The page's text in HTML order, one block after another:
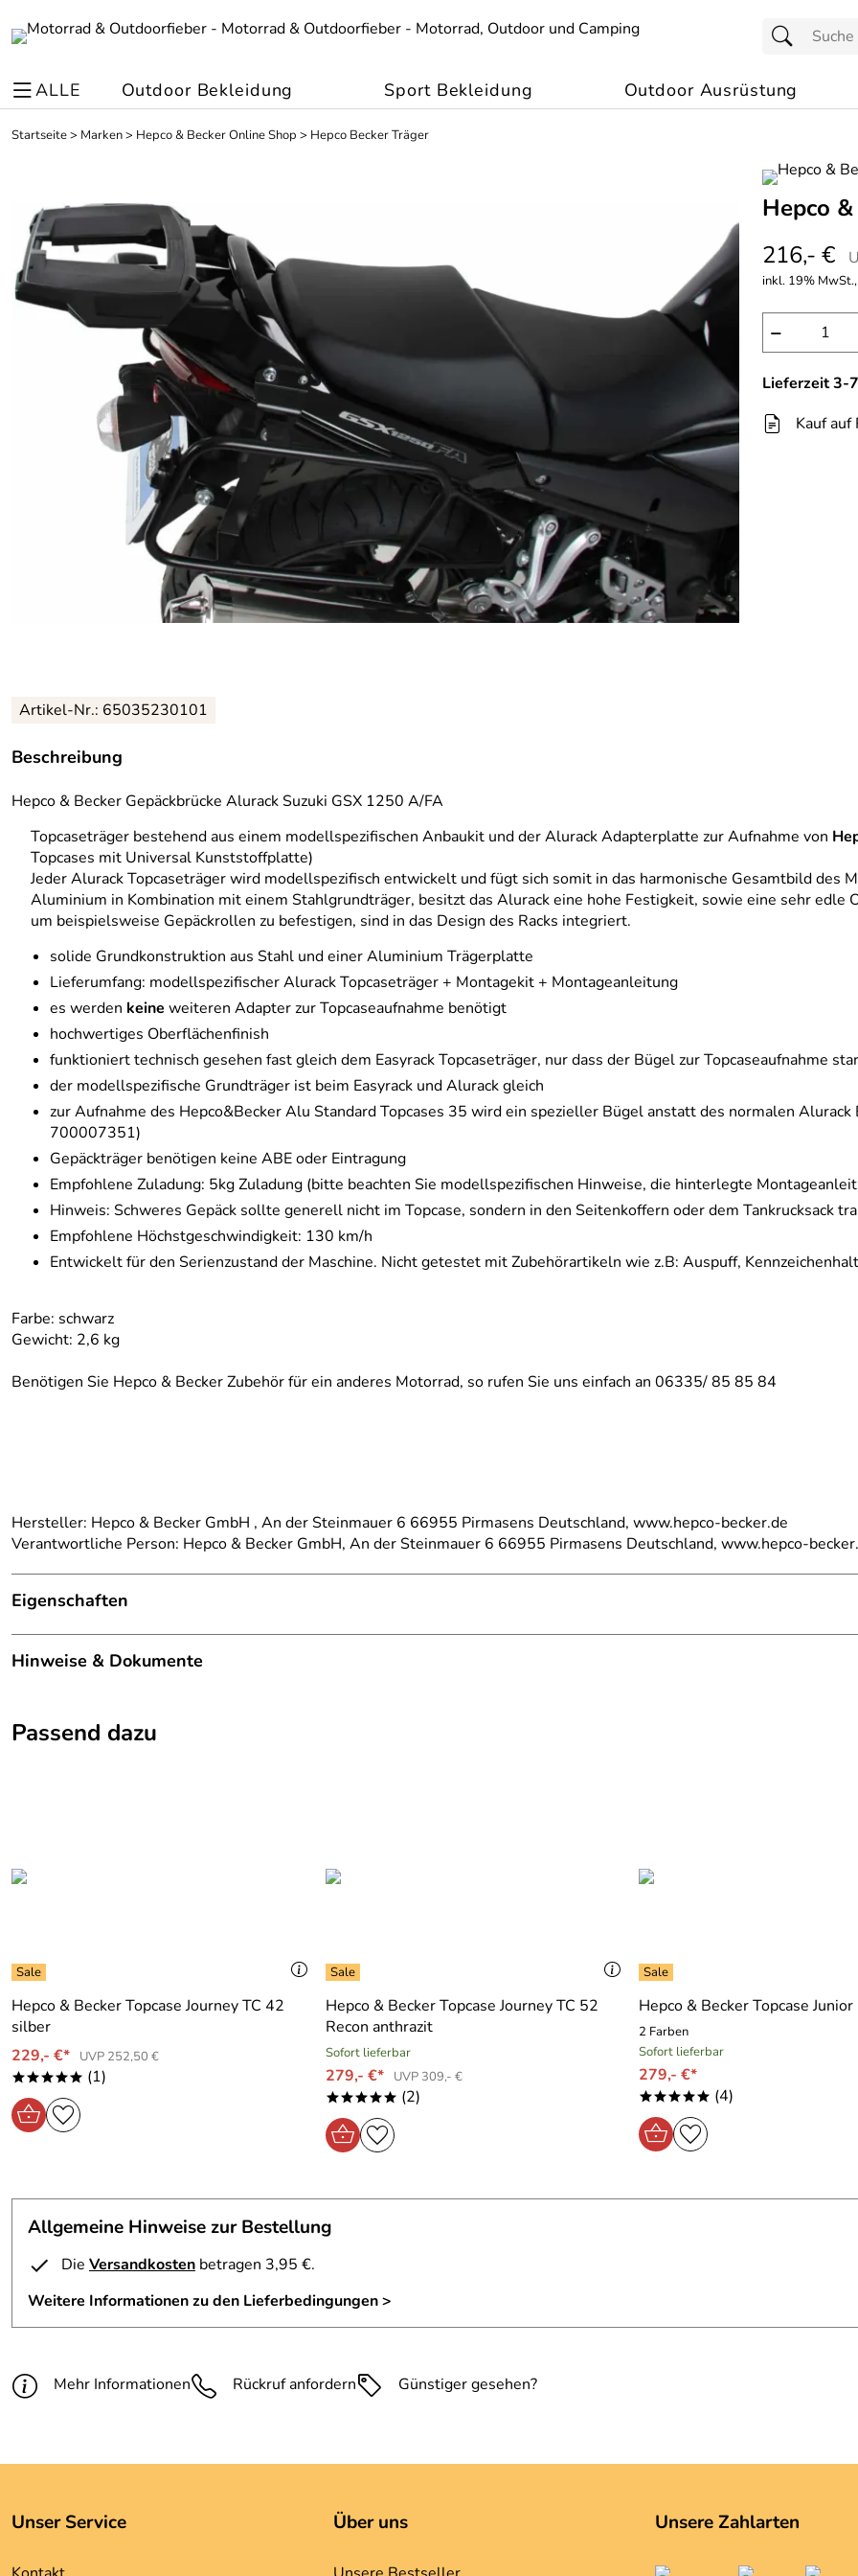
ALLE Outdoor Bekleidung Sport Bekleidung Outdoor Ausrüstung
Startseite> Marken> Hepco & Becker Online Shop > Hepco Becker Träger
Hepco
216,- €
inkl. 19%
−
Lieferzeit 3-
Kauf auf
Artikel-Nr.: 65035230101
Beschreibung
Hepco & Becker Gepäckbrücke Alurack Suzuki GSX 1250 A/FA
Topcaseträger bestehend aus einem modellspezifischen Anbaukit und der Alurack Adapterplatte zur Aufnahme von
Topcases mit Universal Kunststoffplatte)
Jeder Alurack Topcaseträger wird modellspezifisch entwickelt und fügt sich somit in das harmonische Gesamtbild des
Aluminium in Kombination mit einem Stahlgrundträger, besitzt das Alurack eine hohe Festigkeit, sowie eine sehr edle
um beispielsweise Gepäckrollen zu befestigen, sind in das Design des Racks integriert.
solide Grundkonstruktion aus Stahl und einer Aluminium Trägerplatte
Lieferumfang: modellspezifischer Alurack Topcaseträger + Montagekit + Montageanleitung
es werden keine weiteren Adapter zur Topcaseaufnahme benötigt
hochwertiges Oberflächenfinish
funktioniert technisch gesehen fast gleich dem Easyrack Topcaseträger, nur dass der Bügel zur Topcaseaufnahme
der modellspezifische Grundträger ist beim Easyrack und Alurack gleich
zur Aufnahme des Hepco&Becker Alu Standard Topcases 35 wird ein spezieller Bügel anstatt des normalen
700007351)
Gepäckträger benötigen keine ABE oder Eintragung
Empfohlene Zuladung: 5kg Zuladung (bitte beachten Sie modellspezifischen Hinweise, die hinterlegte
Hinweis: Schweres Gepäck sollte generell nicht im Topcase, sondern in den Seitenkoffern oder dem Tankrucksack
Empfohlene Höchstgeschwindigkeit: 130 km/h
Entwickelt für den Serienzustand der Maschine. Nicht getestet mit Zubehörartikeln wie z.B: Auspuff,
Farbe: schwarz
Gewicht: 2,6 kg
Benötigen Sie Hepco & Becker Zubehör für ein anderes Motorrad, so rufen Sie uns einfach an 06335/ 85 85 84
Hersteller: Hepco & Becker GmbH , An der Steinmauer 6 66955 Pirmasens Deutschland, www.hepco-becker.de
Verantwortliche Person: Hepco & Becker GmbH, An der Steinmauer 6 66955 Pirmasens Deutschland, www.hepco-
Eigenschaften
Details
Marke:
Hepco Becker
Hinweise & Dokumente
Passend dazu
Hepco & Becker Topcase Journey TC 42
silber
229,- €*
UVP 252,50 €
***** (1)
Hepco & Becker Topcase Journey TC 52
Recon anthrazit
Sofort lieferbar
279,- €* UVP 309,- €
***** (2)
Hepco & Becker Topcase
2 Farben
Sofort lieferbar
279,- €*
***** (4)
Allgemeine Hinweise zur Bestellung
Die Versandkosten betragen 3,95 €.
Weitere Informationen zu den Lieferbedingungen >
Mehr Informationen Rückruf anfordern Günstiger gesehen?
Unser Service Über uns Unsere Zahlarten